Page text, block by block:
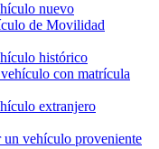
nuevo
de Movilidad
histórico
con matrícula
extranjero
vehículo proveniente